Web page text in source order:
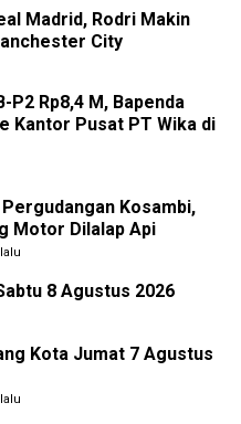
Madrid, Rodri Makin
City
P2 Rp8,4 M, Bapenda
Kantor Pusat PT Wika di
Kosambi,
Motor Dilalap Api
8 Agustus 2026
Kota Jumat 7 Agustus